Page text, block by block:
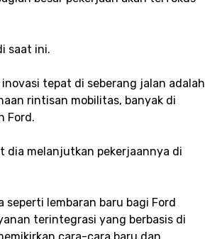
saat ini.
tepat di seberang jalan adalah
rintisan mobilitas, banyak di
Ford.
dia melanjutkan pekerjaannya di
seperti lembaran baru bagi Ford
terintegrasi yang berbasis di
cara-cara baru dan